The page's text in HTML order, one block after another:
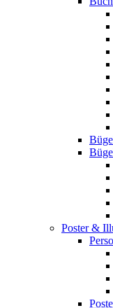
Poster &